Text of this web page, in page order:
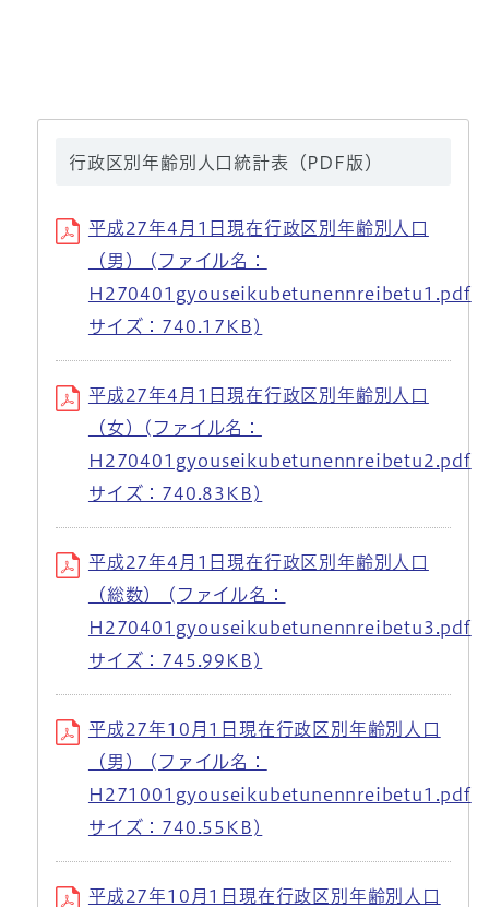
行政区別年齢別人口統計表（PDF版）
平成27年4月1日現在行政区別年齢別人口
（男） (ファイル名：
H270401gyouseikubetunennreibetu1.pdf
サイズ：740.17KB)
平成27年4月1日現在行政区別年齢別人口
（女）(ファイル名：
H270401gyouseikubetunennreibetu2.pdf
サイズ：740.83KB)
平成27年4月1日現在行政区別年齢別人口
（総数） (ファイル名：
H270401gyouseikubetunennreibetu3.pdf
サイズ：745.99KB)
平成27年10月1日現在行政区別年齢別人口
（男） (ファイル名：
H271001gyouseikubetunennreibetu1.pdf
サイズ：740.55KB)
平成27年10月1日現在行政区別年齢別人口